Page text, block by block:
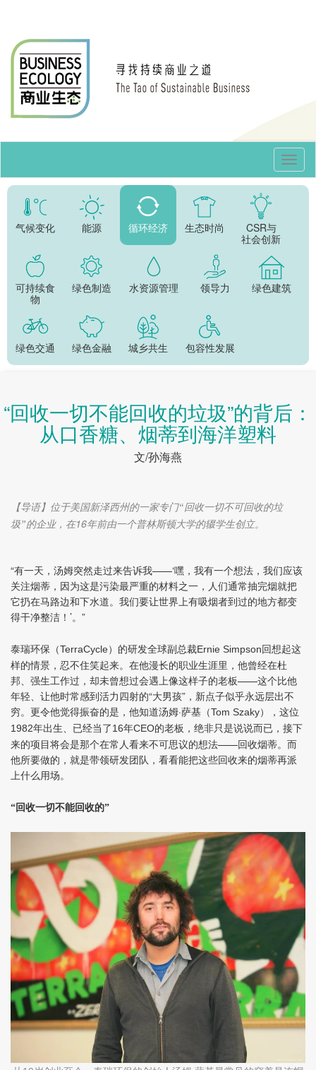
气候变化 能源 循环经济 生态时尚
CSR与
社会创新
可持续食
物
绿色制造 水资源管理 领导力 绿色建筑
绿色交通 绿色金融 城乡共生 包容性发展
“回收一切不能回收的垃圾”的背后：
从口香糖、烟蒂到海洋塑料
文/孙海燕
【导语】位于美国新泽西州的一家专门“回收一切不可回收的垃
圾”的企业，在16年前由一个普林斯顿大学的辍学生创立。
“有一天，汤姆突然走过来告诉我——‘嘿，我有一个想法，我们应该
关注烟蒂，因为这是污染最严重的材料之一，人们通常抽完烟就把
它扔在马路边和下水道。我们要让世界上有吸烟者到过的地方都变
得干净整洁！’。”
泰瑞环保（TerraCycle）的研发全球副总裁Ernie Simpson回想起这
样的情景，忍不住笑起来。在他漫长的职业生涯里，他曾经在杜
邦、强生工作过，却未曾想过会遇上像这样子的老板——这个比他
年轻、让他时常感到活力四射的“大男孩”，新点子似乎永远层出不
穷。更令他觉得振奋的是，他知道汤姆·萨基（Tom Szaky），这位
1982年出生、已经当了16年CEO的老板，绝非只是说说而已，接下
来的项目将会是那个在常人看来不可思议的想法——回收烟蒂。而
他所要做的，就是带领研发团队，看看能把这些回收来的烟蒂再派
上什么用场。
“回收一切不能回收的”